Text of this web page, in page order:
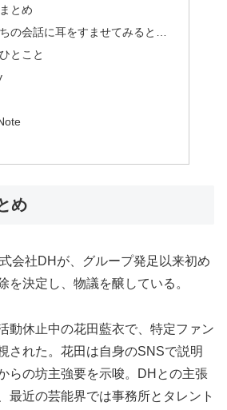
とめ
の会話に耳をすませてみると…
とこと
め
会社DHが、グループ発足以来初め
を決定し、物議を醸している。
動休止中の花田藍衣で、特定ファン
された。花田は自身のSNSで説明
らの坊主強要を示唆。DHとの主張
最近の芸能界では事務所とタレント